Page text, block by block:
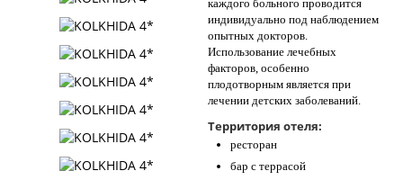
каждого больного проводится
индивидуально под наблюдением
опытных докторов.
Использование лечебных
факторов, особенно
плодотворным является при
лечении детских заболеваний.
Территория отеля:
ресторан
бар с террасой